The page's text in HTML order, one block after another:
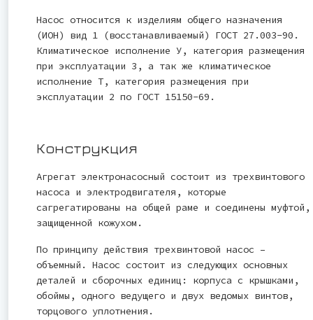
Насос относится к изделиям общего назначения
(ИОН) вид 1 (восстанавливаемый) ГОСТ 27.003-90.
Климатическое исполнение У, категория размещения
при эксплуатации 3, а так же климатическое
исполнение Т, категория размещения при
эксплуатации 2 по ГОСТ 15150-69.
Конструкция
Агрегат электронасосный состоит из трехвинтового
насоса и электродвигателя, которые
сагрегатированы на общей раме и соединены муфтой,
защищенной кожухом.
По принципу действия трехвинтовой насос –
объемный. Насос состоит из следующих основных
деталей и сборочных единиц: корпуса с крышками,
обоймы, одного ведущего и двух ведомых винтов,
торцового уплотнения.